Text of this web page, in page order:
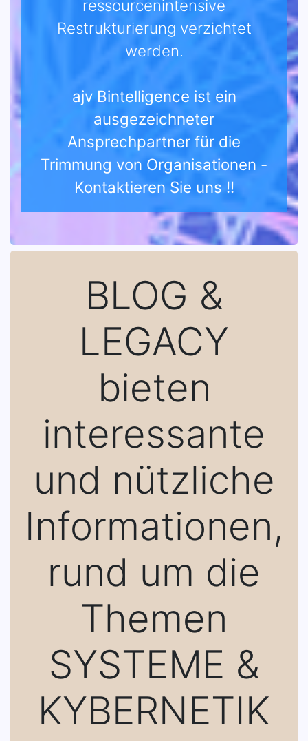
ressourcenintensive
Restrukturierung verzichtet
werden.
ajv Bintelligence ist ein
ausgezeichneter
Ansprechpartner für die
Trimmung von Organisationen -
Kontaktieren Sie uns !!
BLOG &
LEGACY
bieten
interessante
und nützliche
Informationen,
rund um die
Themen
SYSTEME &
KYBERNETIK